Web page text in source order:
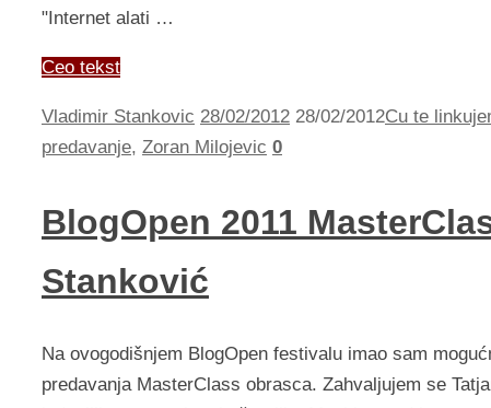
"Internet alati …
Ceo tekst
Vladimir Stankovic 28/02/2012 28/02/2012Cu te
predavanje, Zoran Milojevic 0
BlogOpen 2011
Stanković
Na ovogodišnjem BlogOpen festivalu imao sam
predavanja MasterClass obrasca. Zahvaljujem se